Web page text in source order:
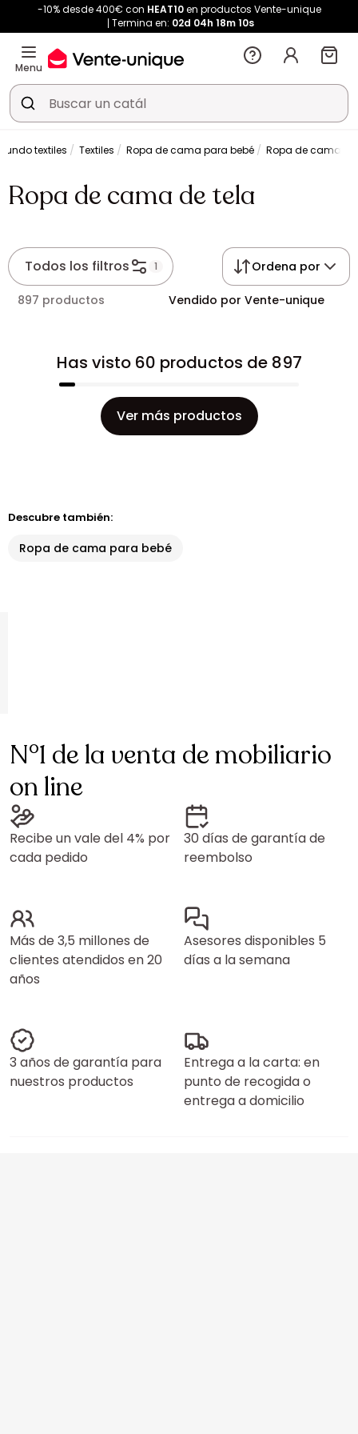
-10% desde 400€ con HEAT10en productos Vente-unique
Termina en: 02d 04h 18m 10s
Menu
textiles Textiles Ropa de cama para bebé Ropa de cama
Ropa de cama de tela
Todos los filtros 1 Ordena por
897 productos Vendido por Vente-unique
Has visto 60 productos de 897
Ver más productos
Descubre también:
Ropa de cama para bebé
N°1 de la venta de mobiliario
on line
Recibe un vale del 4% por
cada pedido
30 días de garantía de
reembolso
Más de 3,5 millones de
clientes atendidos en 20
años
Asesores disponibles 5
días a la semana
3 años de garantía para
nuestros productos
Entrega a la carta: en
punto de recogida o
entrega a domicilio